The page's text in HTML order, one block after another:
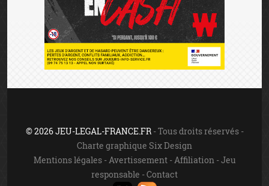
© 2026 JEU-LEGAL-FRANCE.FR- Tous droits réservés -
Charte graphique Six Design
Mentions légales-Avertissement-Affiliation-Jeu
responsable -Contact